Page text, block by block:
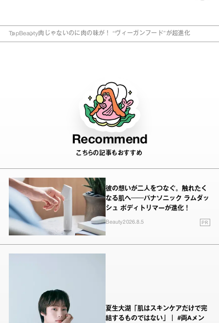
TopBeauty肉じゃないのに肉の味が！ “ヴィーガンフード”が超進化
Recommend
こちらの記事もおすすめ
彼の想いが二人をつなぐ。触れたく
なる肌へ──パナソニック ラムダッ
シュ ボディトリマーが進化！
Beauty2026.8.5 PR
夏生大湖「肌はスキンケアだけで完
結するものではない」｜ #両Aメン